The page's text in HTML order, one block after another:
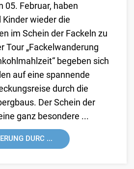
05. Februar, haben
Kinder wieder die
im Schein der Fackeln zu
Tour „Fackelwanderung
begeben sich
auf eine spannende
durch die
Der Schein der
ganz besondere ...
DURC ...